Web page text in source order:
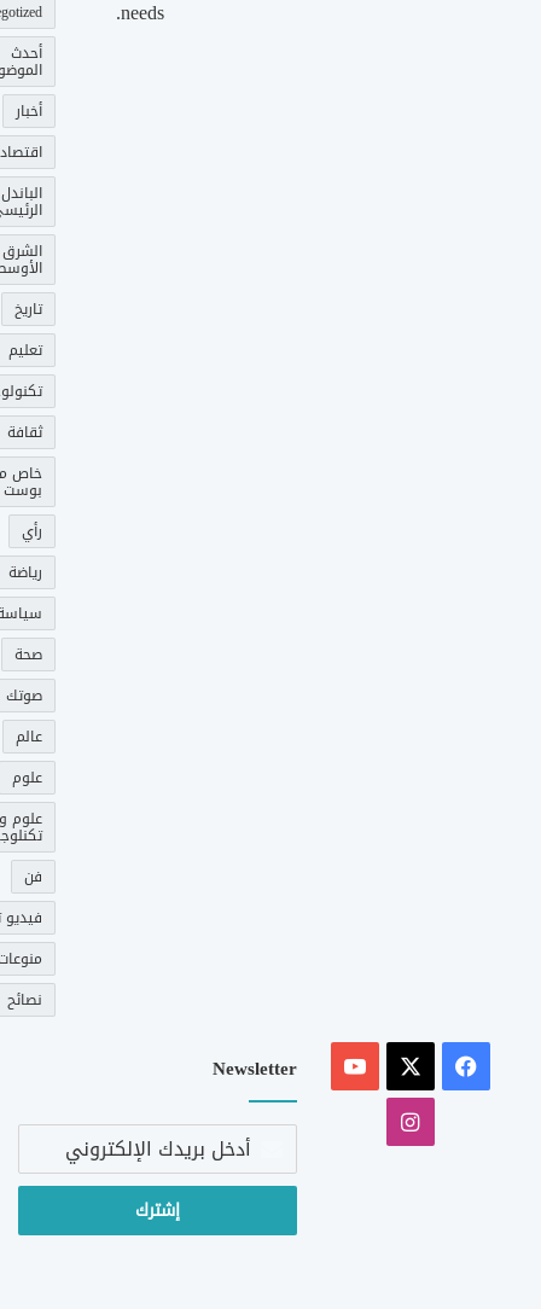
needs.
أحدث
أخبار
اقتصاد
الباندل
الشرق
تاريخ
تعليم
ثقافة
خاص
بوست
رأي
رياضة
صحة
عالم
علوم
علوم و
فن
فيديو
نصائح
فيسبوك
‫YouTube
انستقرام
Newsletter
أدخل
الإلكتروني